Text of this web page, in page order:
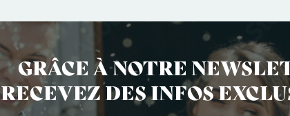
GRÂCE À NOTRE
RECEVEZ DES INFOS